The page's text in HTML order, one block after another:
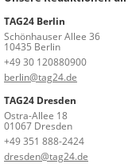
TAG24 Berlin
Schönhauser Allee 36
10435 Berlin
+49 30 120880900
berlin@tag24.de
TAG24 Dresden
Ostra-Allee 18
01067 Dresden
+49 351 888-2424
dresden@tag24.de